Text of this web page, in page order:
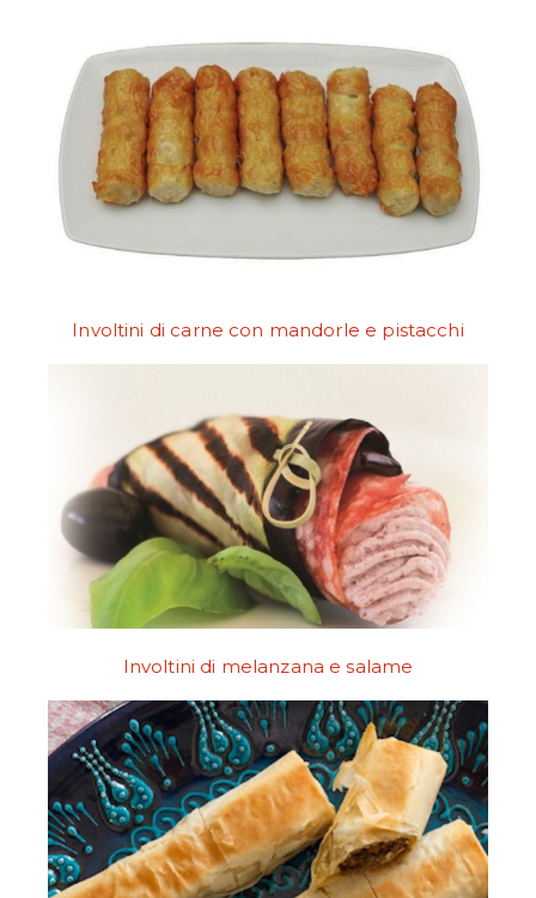
Involtini di carne con mandorle e pistacchi
Involtini di melanzana e salame